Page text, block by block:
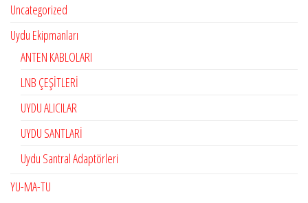
Uncategorized
Uydu Ekipmanları
ANTEN KABLOLARI
LNB ÇEŞİTLERİ
UYDU ALICILAR
UYDU SANTLARİ
Uydu Santral Adaptörleri
YU-MA-TU